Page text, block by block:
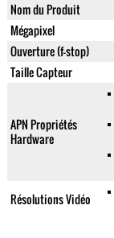
Nom du Produit
Mégapixel
Ouverture (f-stop)
Taille Capteur
APN Propriétés
Hardware
Résolutions Vidéo